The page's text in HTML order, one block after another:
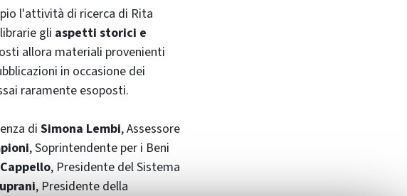
l'attività di ricerca di Rita
gli aspetti storici e
allora materiali provenienti
in occasione dei
raramente esoposti.
di Simona Lembi, Assessore
, Soprintendente per i Beni
, Presidente del Sistema
, Presidente della